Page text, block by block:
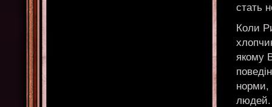
стать
Коли
якому
норми,
людей.